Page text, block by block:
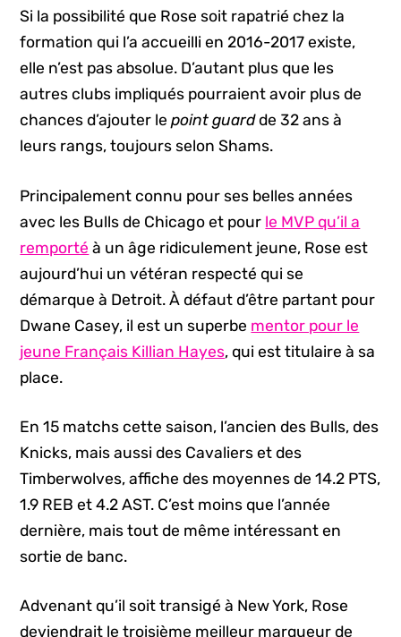
Si la possibilité que Rose soit rapatrié chez la
formation qui l’a accueilli en 2016-2017 existe,
elle n’est pas absolue. D’autant plus que les
autres clubs impliqués pourraient avoir plus de
chances d’ajouter lepoint guardde 32 ans à
leurs rangs, toujours selon Shams.
Principalement connu pour ses belles années
avec les Bulls de Chicago et pour le MVP qu’il a
remporté à un âge ridiculement jeune, Rose est
aujourd’hui un vétéran respecté qui se
démarque à Detroit. À défaut d’être partant pour
Dwane Casey, il est un superbe mentor pour le
jeune Français Killian Hayes, qui est titulaire à sa
place.
En 15 matchs cette saison, l’ancien des Bulls, des
Knicks, mais aussi des Cavaliers et des
Timberwolves, affiche des moyennes de 14.2 PTS,
1.9 REB et 4.2 AST. C’est moins que l’année
dernière, mais tout de même intéressant en
sortie de banc.
Advenant qu’il soit transigé à New York, Rose
deviendrait le troisième meilleur marqueur de